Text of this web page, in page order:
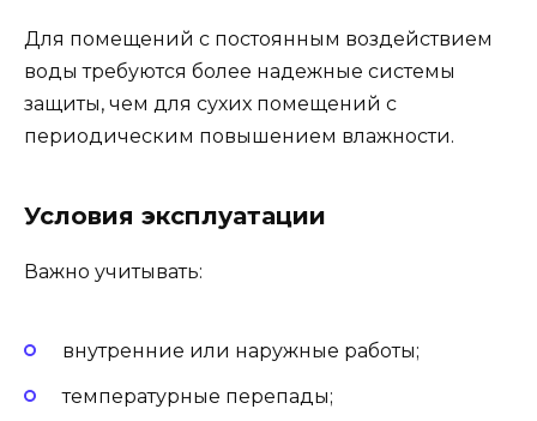
Для помещений с постоянным воздействием
воды требуются более надежные системы
защиты, чем для сухих помещений с
периодическим повышением влажности.
Условия эксплуатации
Важно учитывать:
внутренние или наружные работы;
температурные перепады;